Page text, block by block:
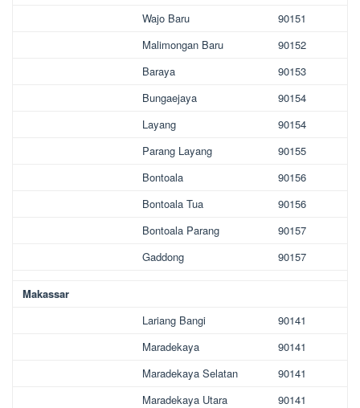
Wajo Baru
90151
Malimongan Baru
90152
Baraya
90153
Bungaejaya
90154
Layang
90154
Parang Layang
90155
Bontoala
90156
Bontoala Tua
90156
Bontoala Parang
90157
Gaddong
90157
Makassar
Lariang Bangi
90141
Maradekaya
90141
Maradekaya Selatan
90141
Maradekaya Utara
90141